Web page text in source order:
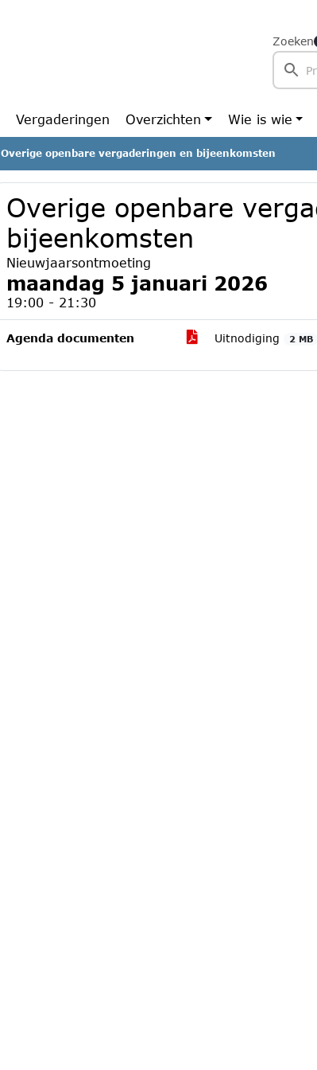
Zoeken
Vergaderingen Overzichten Wie is wie
Overige openbare vergaderingen en bijeenkomsten
Overige openbare
bijeenkomsten
Nieuwjaarsontmoeting
maandag 5 januari 2026
19:00 - 21:30
Agenda documenten Uitnodiging 2 MB